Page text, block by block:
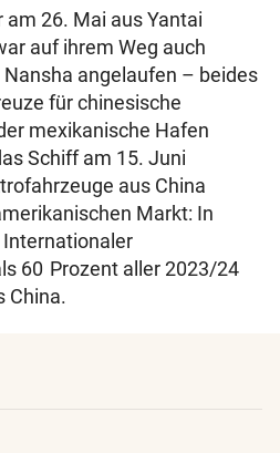
26. Mai aus Yantai
auf ihrem Weg auch
angelaufen – beides
für chinesische
mexikanische Hafen
Schiff am 15. Juni
aus China
Markt: In
60 Prozent aller 2023/24
China.